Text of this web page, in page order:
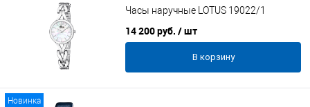
Часы наручные LOTUS 19022/1
14 200 руб. / шт
В корзину
Новинка